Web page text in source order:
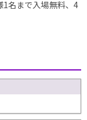
名まで入場無料、4